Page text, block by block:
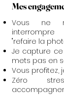
Mes
Vous ne
"refaire la
Je capture
mets pas en
Vous profitez,
Zéro